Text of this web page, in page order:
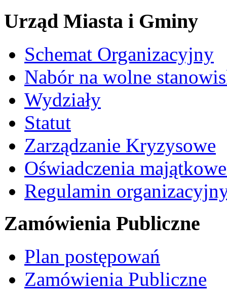
Urząd Miasta i Gminy
Schemat Organizacyjny
Nabór na wolne
Wydziały
Statut
Zarządzanie Kryzysowe
Oświadczenia
Regulamin
Zamówienia Publiczne
Plan postępowań
Zamówienia Publiczne